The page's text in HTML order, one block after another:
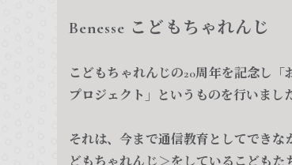
Benesse こどもちゃれんじ
こどもちゃれんじの20周年を記念し「
プロジェクト」というものを行いまし
それは、今まで通信教育としてできな
どもちゃれんじ＞をしているこどもた